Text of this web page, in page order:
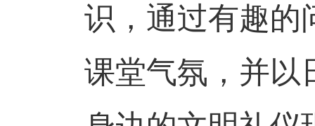
识，通过有趣的
课堂气氛，并以